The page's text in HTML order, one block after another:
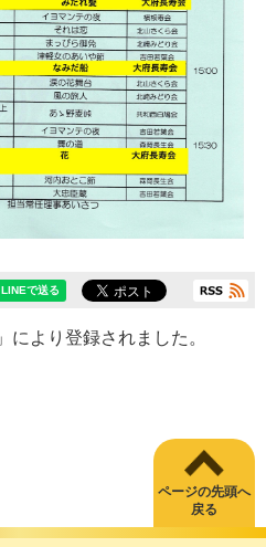
」により登録されました。
ページの先頭へ
戻る